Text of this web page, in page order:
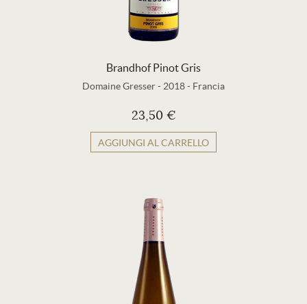
Brandhof Pinot Gris
Domaine Gresser- 2018- Francia
23,50 €
AGGIUNGI AL CARRELLO